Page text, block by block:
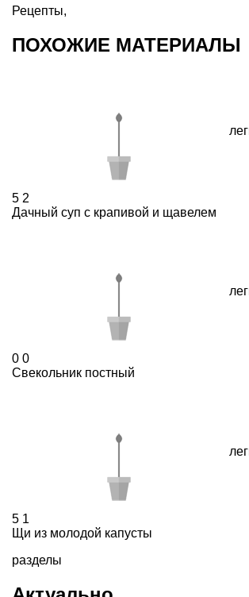
Рецепты,
ПОХОЖИЕ МАТЕРИАЛЫ
5 2
Дачный суп с крапивой и щавелем
0 0
Свекольник постный
5 1
Щи из молодой капусты
разделы